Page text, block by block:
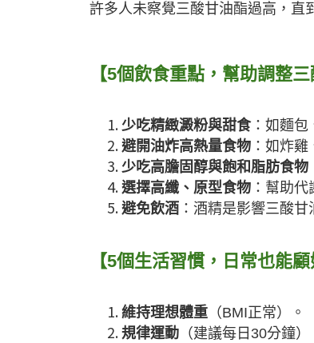
許多人未察覺三酸甘油酯過高，直
【5個飲食重點，幫助調整三
少吃精緻澱粉與甜食：如麵包
避開油炸高熱量食物 ：如炸雞
少吃高膽固醇與飽和脂肪食物
選擇高纖、原型食物 ：幫助代
避免飲酒 ：酒精是影響三酸甘
【5個生活習慣，日常也能顧
維持理想體重 （BMI正常）。
規律運動 （建議每日30分鐘）